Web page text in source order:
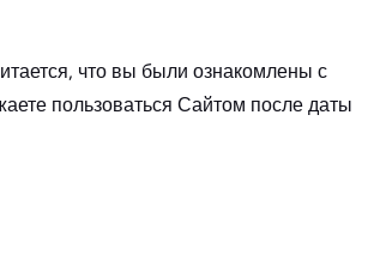
что вы были ознакомлены с
пользоваться Сайтом после даты